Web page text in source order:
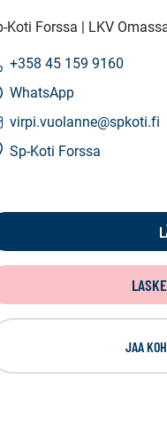
Koti Forssa | LKV
+358 45 159 9160
WhatsApp
virpi.vuolanne@spkoti.fi
Sp-Koti Forssa
JAA